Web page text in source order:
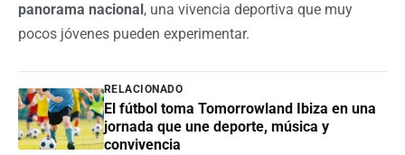
panorama nacional , una vivencia deportiva que muy
pocos jóvenes pueden experimentar.
RELACIONADO
El fútbol toma Tomorrowland Ibiza en una
jornada que une deporte, música y
convivencia